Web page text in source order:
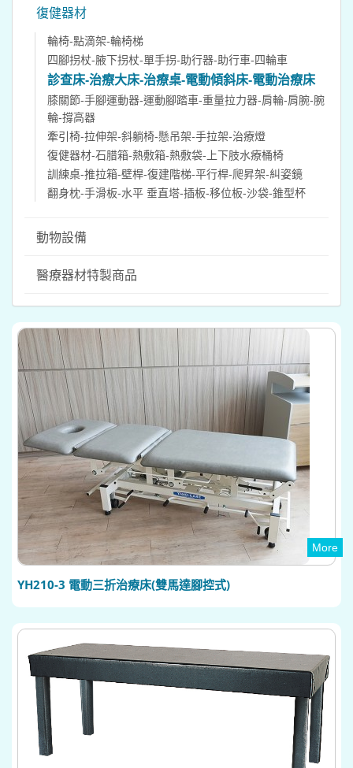
復健器材
輪椅-點滴架-輪椅梯
四腳拐杖-腋下拐杖-單手拐-助行器-助行車-四輪車
診查床-治療大床-治療桌-電動傾斜床-電動治療床
膝關節-手腳運動器-運動腳踏車-重量拉力器-肩輪-肩腕-腕
輪-撐高器
牽引椅-拉伸架-斜躺椅-懸吊架-手拉架-治療燈
復健器材-石腊箱-熱敷箱-熱敷袋-上下肢水療桶椅
訓練桌-推拉箱-壁桿-復建階梯-平行桿-爬昇架-糾姿鏡
翻身枕-手滑板-水平 垂直塔-插板-移位板-沙袋-錐型杯
動物設備
醫療器材特製商品
More
YH210-3 電動三折治療床(雙馬達腳控式)